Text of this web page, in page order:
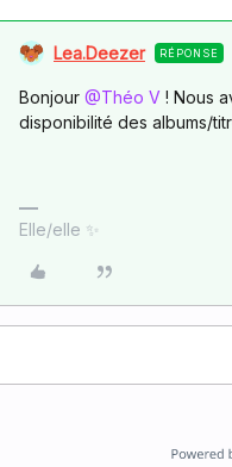
Lea.Deezer RÉPONSE
Bonjour ​ @Théo V ! Nous
disponibilité des albums/
Elle/elle ✨